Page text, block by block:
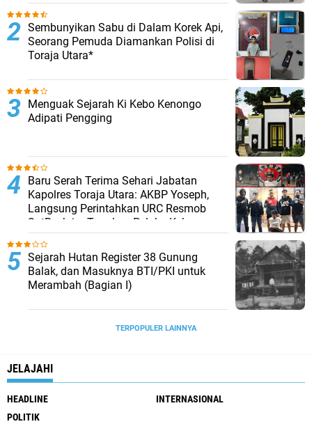
Sembunyikan Sabu di Dalam Korek Api,
Seorang Pemuda Diamankan Polisi di
Toraja Utara*
Menguak Sejarah Ki Kebo Kenongo
Adipati Pengging
Baru Serah Terima Sehari Jabatan
Kapolres Toraja Utara: AKBP Yoseph,
Langsung Perintahkan URC Resmob
SatReskrim Tangkap Pelaku Kekerasan
Seksual Anak Di Bawah Umur
Sejarah Hutan Register 38 Gunung
Balak, dan Masuknya BTI/PKI untuk
Merambah (Bagian I)
TERPOPULER LAINNYA
JELAJAHI
HEADLINE
INTERNASIONAL
POLITIK